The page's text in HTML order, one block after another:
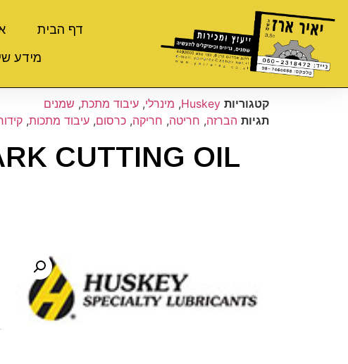
דף הבית
מידע
קטגוריות Huskey
, מינרלי, עיבוד מתכת, שמנים
תגיות הברזה, חריטה, חריקה, כרסום, עיבוד מתכות,